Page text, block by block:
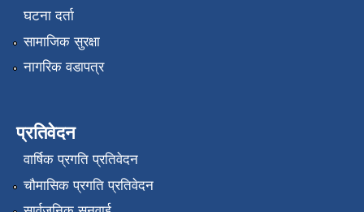
घटना दर्ता
सामाजिक सुरक्षा
नागरिक वडापत्र
प्रतिवेदन
वार्षिक प्रगति प्रतिवेदन
चौमासिक प्रगति प्रतिवेदन